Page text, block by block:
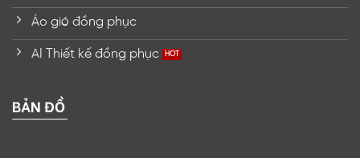
Áo gió đồng phục
AI Thiết kế đồng phục
BẢN ĐỒ